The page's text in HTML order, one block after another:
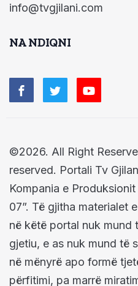
info@tvgjilani.com
NA NDIQNI
©2026. All Right
reserved. Portali Tv
Kompania e
07”. Të gjitha materialet
në këtë portal nuk mund
gjetiu, e as nuk mund të
në mënyrë apo formë
përfitimi, pa marrë